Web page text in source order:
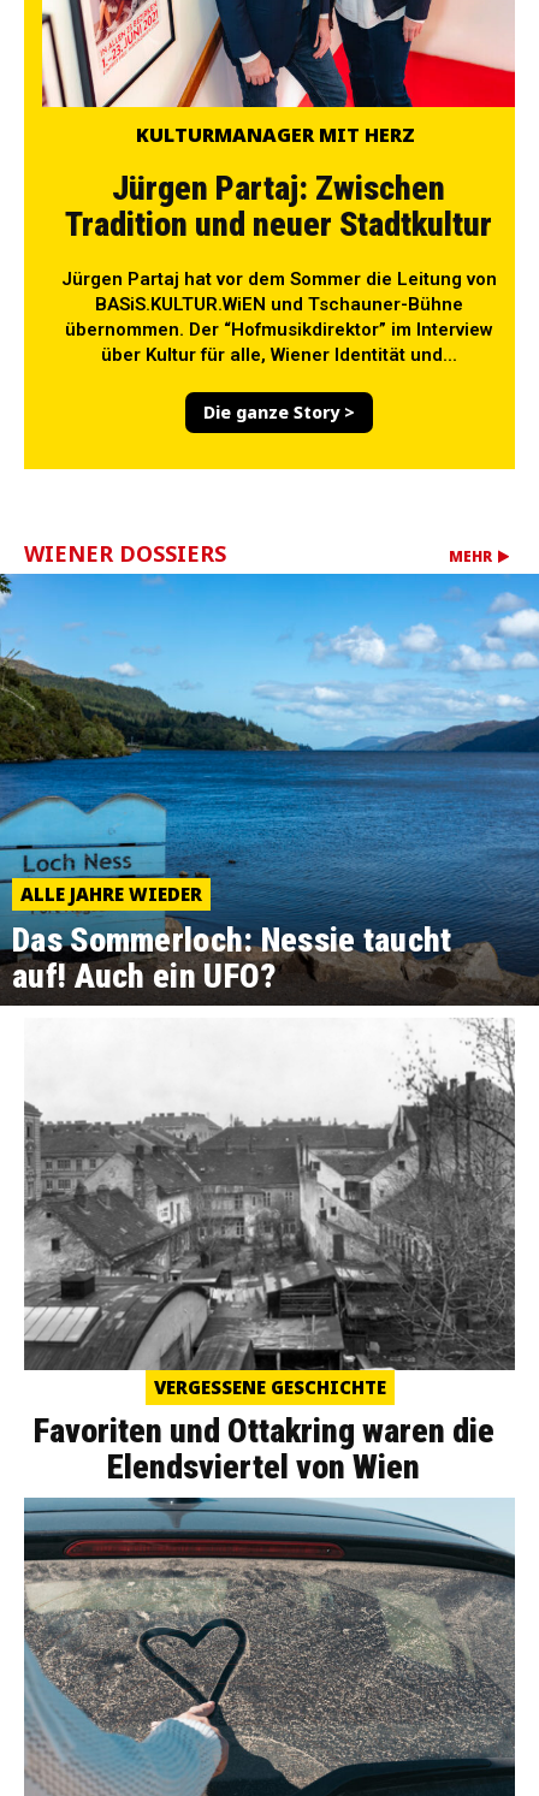
KULTURMANAGER MIT HERZ
Jürgen Partaj: Zwischen
Tradition und neuer Stadtkultur
Jürgen Partaj hat vor dem Sommer die Leitung von
BASiS.KULTUR.WiEN und Tschauner-Bühne
übernommen. Der “Hofmusikdirektor” im Interview
über Kultur für alle, Wiener Identität und...
Die ganze Story >
WIENER DOSSIERS MEHR
ALLE JAHRE WIEDER
Das Sommerloch: Nessie taucht
auf! Auch ein UFO?
VERGESSENE GESCHICHTE
Favoriten und Ottakring waren die
Elendsviertel von Wien